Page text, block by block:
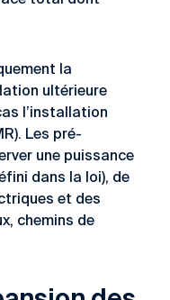
la
ultérieure
l’installation
Les pré-
une puissance
dans la loi), de
et des
chemins de